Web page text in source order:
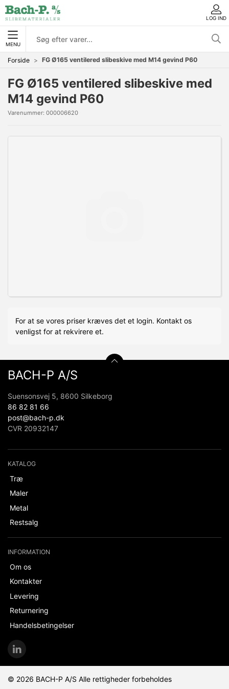
LOG IND
MENU
Forside FG Ø165 ventilered slibeskive med M14 gevind P60
FG Ø165 ventilered slibeskive med
M14 gevind P60
Varenummer: 000006620
For at se vores priser kræves det et login. Kontakt os
venligst for at rekvirere et.
BACH-P A/S
Suensonsvej 5, 8600 Silkeborg
86 82 81 66
post@bach-p.dk
CVR 20932147
KATALOG
Træ
Maler
Metal
Restsalg
INFORMATION
Om os
Kontakter
Levering
Returnering
Handelsbetingelser
© 2026 BACH-P A/S Alle rettigheder forbeholdes